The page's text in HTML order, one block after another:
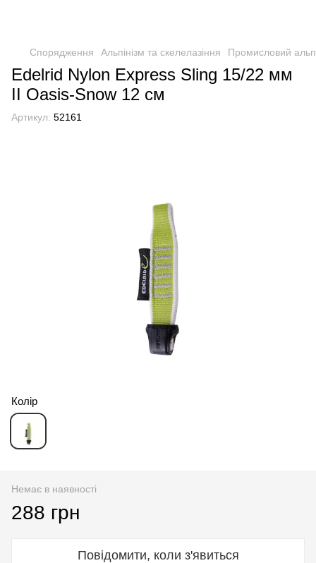
Спорядження Альпінізм та скелелазіння Промисловий
Edelrid Nylon Express Sling 15/22 мм
II Oasis-Snow 12 см
Артикул: 52161
Колір
Немає в наявності
288 грн
Повідомити, коли з'явиться